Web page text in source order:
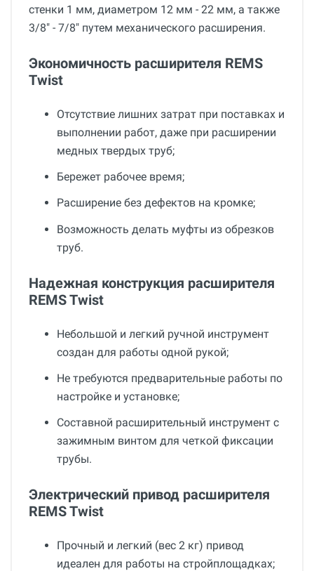
стенки 1 мм, диаметром 12 мм - 22 мм, а также
3/8" - 7/8" путем механического расширения.
Экономичность расширителя REMS
Twist
Отсутствие лишних затрат при поставках и
выполнении работ, даже при расширении
медных твердых труб;
Бережет рабочее время;
Расширение без дефектов на кромке;
Возможность делать муфты из обрезков
труб.
Надежная конструкция расширителя
REMS Twist
Небольшой и легкий ручной инструмент
создан для работы одной рукой;
Не требуются предварительные работы по
настройке и установке;
Составной расширительный инструмент с
зажимным винтом для четкой фиксации
трубы.
Электрический привод расширителя
REMS Twist
Прочный и легкий (вес 2 кг) привод
идеален для работы на стройплощадках;